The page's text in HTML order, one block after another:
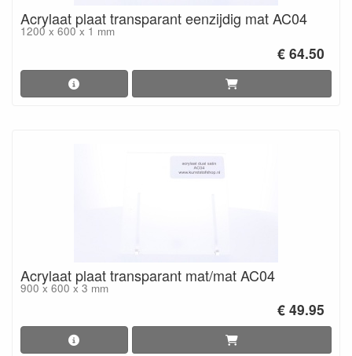
Acrylaat plaat transparant eenzijdig mat AC04
1200 x 600 x 1 mm
€ 64.50
Acrylaat plaat transparant mat/mat AC04
900 x 600 x 3 mm
€ 49.95